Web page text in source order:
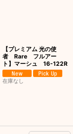
【プレミアム 光の使
者 Rare フルアー
ト】マーシュ 16-122R
在庫なし